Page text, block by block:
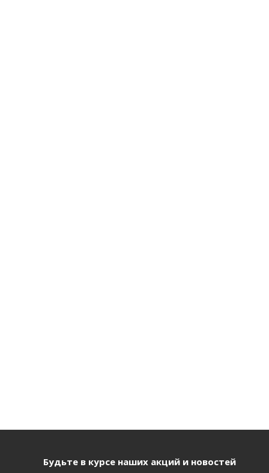
Будьте в курсе наших акций и новостей